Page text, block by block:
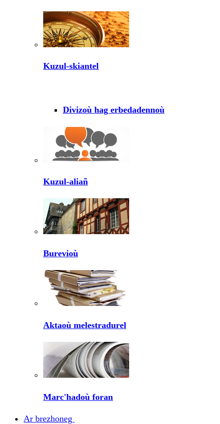
Kuzul-skiantel
Divizoù hag erbedadennoù
Kuzul-aliañ
Burevioù
Aktaoù melestradurel
Marc'hadoù foran
Ar brezhoneg